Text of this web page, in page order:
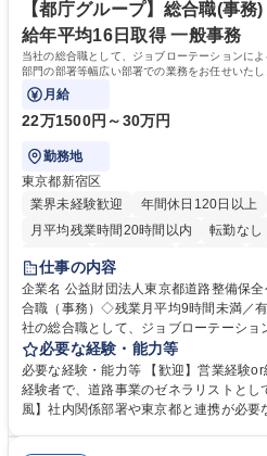
再雇用有
賃の50%（月額7万円まで）を補助 学歴・資格 学歴：大学院 大学 語学
力： 資格：
【都庁グループ】総合職(事
給年平均16日取得 一般事務
当社の総合職として、ジョブローテーションに
部門の部署等幅広い部署での業務をお任せいた
ております！ ※下記業務詳細
月給
22万1500円～30万円
勤務地
東京都新宿区
業界未経験歓迎
年間休日120日以上
月平均残業時間20時間以内
転勤なし
研修あり
退職金あり
駅近5分以内
資格取得手当あり 食
仕事の内容
企業名 公益財団法人東京都道路整備保全公社 求人名 【都庁グル
合職（事務）◇残業月平均9時間未満／有給年平均
社の総合職として、ジョブローテーシ
等のフロント部門の部署等幅広い部署で
制度やキャリア支援が充実しております！ ※下記
管理部門：広報、人事、経理など当公
門：駐車場の新規開拓、管理運営、新宿
必要な経験・能力等
必要な経験・能力等 【歓迎】営業経験
経験者で、道路事業のゼネラリストとし
風】社内関係部署や東京都と連携が必